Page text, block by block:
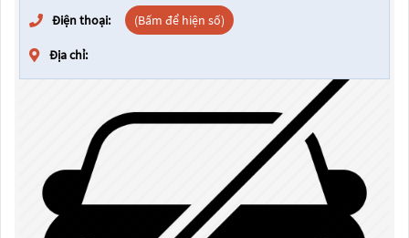
Điện thoại: (Bấm để hiện số)
Địa chỉ: